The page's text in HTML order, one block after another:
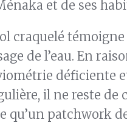
et de ses
craquelé
de l’eau. En
déficiente
il ne reste de
qu’un patchwork